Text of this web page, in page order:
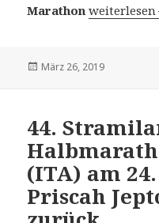
Marathon 6. Beverly
weiterlesen
Veröffentlicht
März 26, 2019
44.
(ITA) am
Priscah